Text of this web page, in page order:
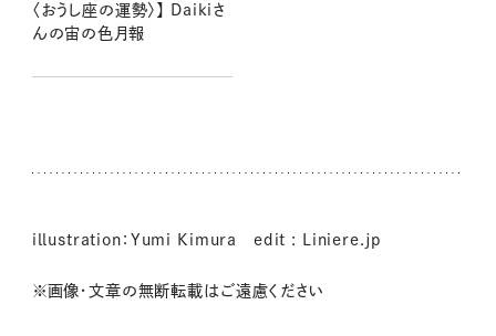
〈おうし座の運勢〉】 Daikiさ
んの宙の色月報
illustration：Yumi Kimura edit : Liniere.jp
※画像・文章の無断転載はご遠慮ください